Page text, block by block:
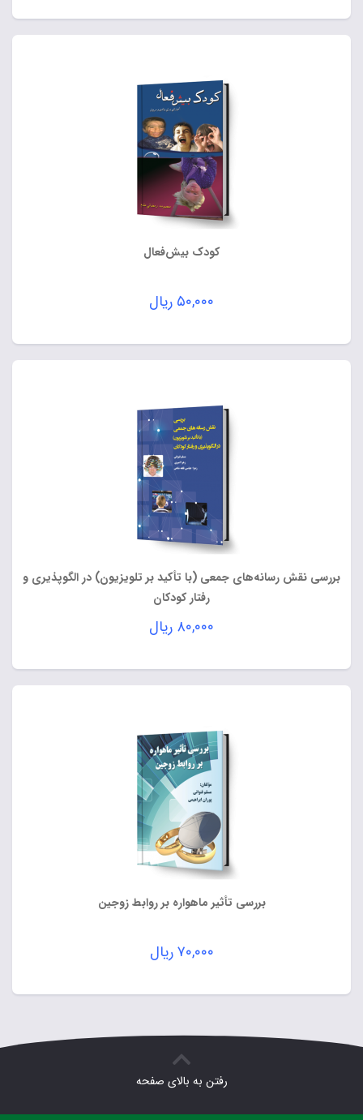
کودک بیش‌فعال
۵۰,۰۰۰ ریال
بررسی نقش رسانه‌های جمعی (با تأکید بر تلویزیون) در الگوپذیری و
رفتار کودکان
۸۰,۰۰۰ ریال
بررسی تأثیر ماهواره بر روابط زوجین
۷۰,۰۰۰ریال
رفتن به بالای صفحه